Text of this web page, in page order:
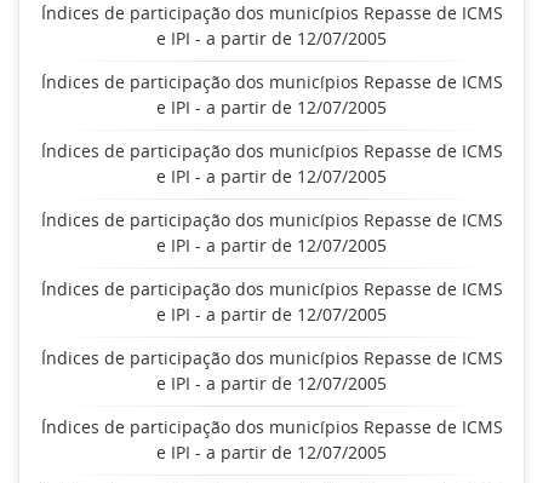
Índices de participação dos municípios Repasse de ICMS
e IPI - a partir de 12/07/2005
Índices de participação dos municípios Repasse de ICMS
e IPI - a partir de 12/07/2005
Índices de participação dos municípios Repasse de ICMS
e IPI - a partir de 12/07/2005
Índices de participação dos municípios Repasse de ICMS
e IPI - a partir de 12/07/2005
Índices de participação dos municípios Repasse de ICMS
e IPI - a partir de 12/07/2005
Índices de participação dos municípios Repasse de ICMS
e IPI - a partir de 12/07/2005
Índices de participação dos municípios Repasse de ICMS
e IPI - a partir de 12/07/2005